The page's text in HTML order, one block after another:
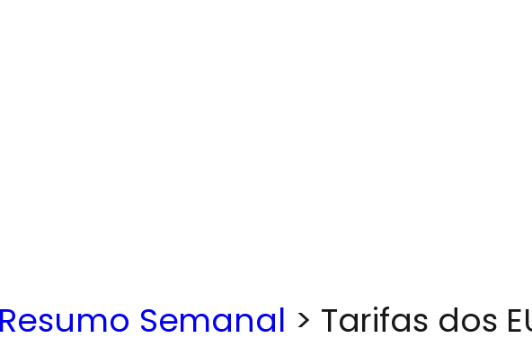
Resumo Semanal > Tarifas dos